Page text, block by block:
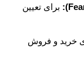
برای تعیین
و فروش